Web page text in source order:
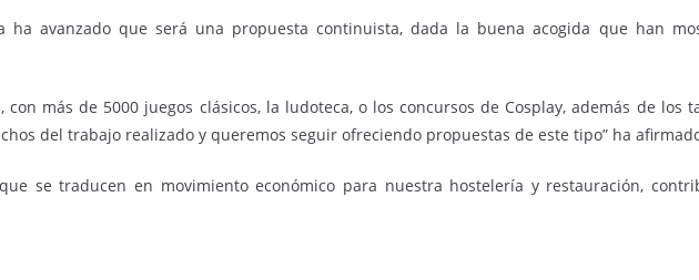
ha avanzado que será una propuesta continuista, dada la buena acogida que han
con más de 5000 juegos clásicos, la ludoteca, o los concursos de Cosplay, además de los
del trabajo realizado y queremos seguir ofreciendo propuestas de este tipo” ha
se traducen en movimiento económico para nuestra hostelería y restauración,